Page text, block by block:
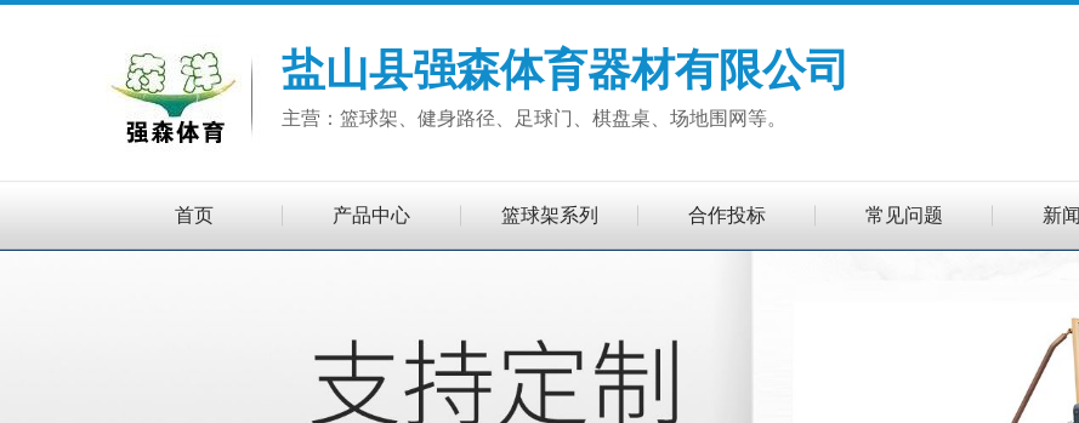
盐山县强森体育器材有限公司
主营：篮球架、健身路径、足球门、棋盘桌、场地围网等。
首页 产品中心 篮球架系列 合作投标 常见问题 新